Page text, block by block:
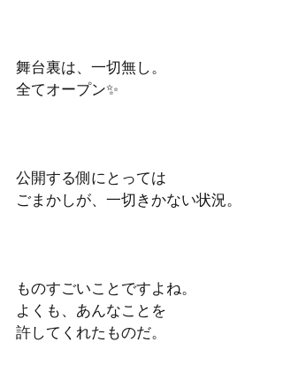
舞台裏は、一切無し。
全てオープン✨
公開する側にとっては
ごまかしが、一切きかない状況。
ものすごいことですよね。
よくも、あんなことを
許してくれたものだ。